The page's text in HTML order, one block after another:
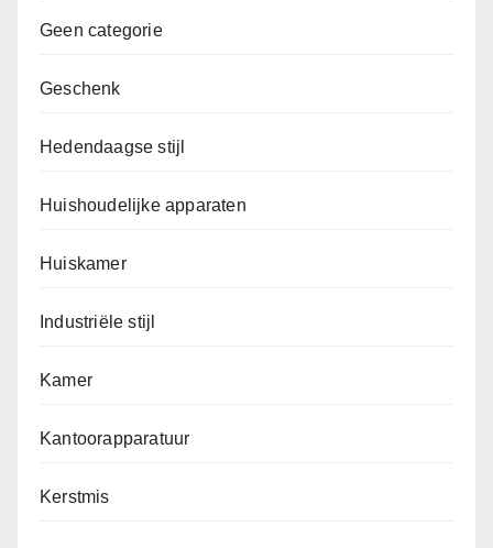
Geen categorie
Geschenk
Hedendaagse stijl
Huishoudelijke apparaten
Huiskamer
Industriële stijl
Kamer
Kantoorapparatuur
Kerstmis